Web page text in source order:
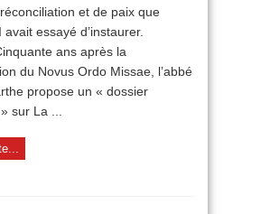
réconciliation et de paix que
avait essayé d’instaurer.
ans après la
du Novus Ordo Missae, l’abbé
propose un « dossier
sur La ...